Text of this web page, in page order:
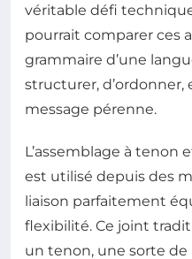
véritable défi
pourrait comparer ces
grammaire d’une
structurer,
message pérenne.
L’assemblage à tenon
est utilisé depuis des
liaison parfaitement
flexibilité. Ce joint
un tenon, une sorte